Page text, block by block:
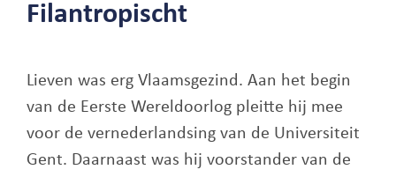
Filantropischt
Lieven was erg Vlaamsgezind. Aan het begin
van de Eerste Wereldoorlog pleitte hij mee
voor de vernederlandsing van de Universiteit
Gent. Daarnaast was hij voorstander van de